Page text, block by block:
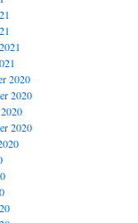
2020
2020
2020